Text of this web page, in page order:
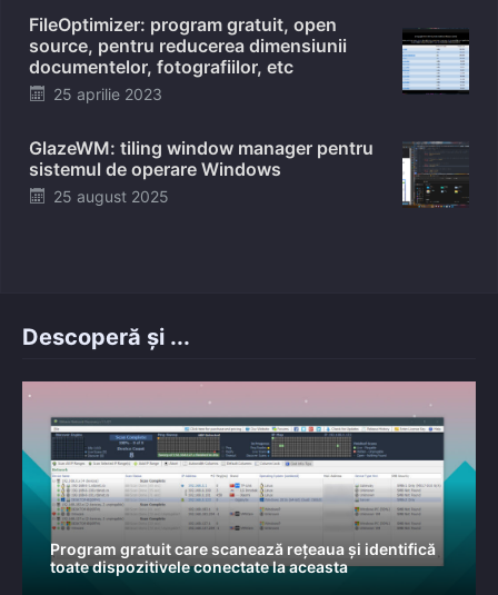
FileOptimizer: program gratuit, open
source, pentru reducerea dimensiunii
documentelor, fotografiilor, etc
Posted
25 aprilie 2023
GlazeWM: tiling window manager pentru
sistemul de operare Windows
Posted
25 august 2025
Descoperă și ...
Program gratuit care scanează rețeaua și identifică
toate dispozitivele conectate la aceasta